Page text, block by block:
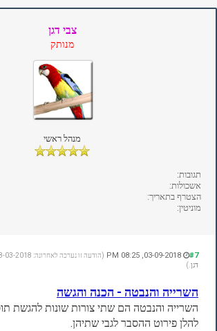
צבי דגן
מנותק
מנהל ראשי
תגובות:
אשכולות:
הצטרף בתאריך:
מוניטין:
#7 (הודעה זו נערכה לאחרונה: 08-03-2018, 09:37 PM על ידי
דגן.)
השרייה והנבטה - הכנה והגשה
השרייה והנבטה הם שתי צורות שונות להגשת
להלן פירוט ההסבר לגבי שתיהן.